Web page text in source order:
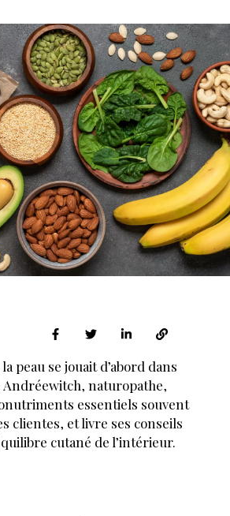
peau se jouait d’abord dans
Andréewitch, naturopathe,
essentiels souvent
clientes, et livre ses conseils
cutané de l’intérieur.